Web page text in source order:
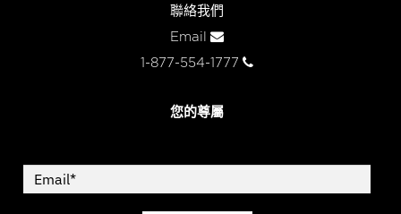
聯絡我們
Email
1-877-554-1777
您的尊屬